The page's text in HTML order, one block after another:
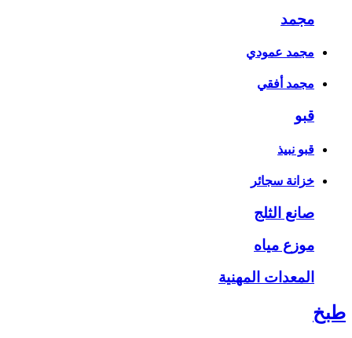
مجمد
مجمد عمودي
مجمد أفقي
قبو
قبو نبيذ
خزانة سجائر
صانع الثلج
موزع مياه
المعدات المهنية
طبخ